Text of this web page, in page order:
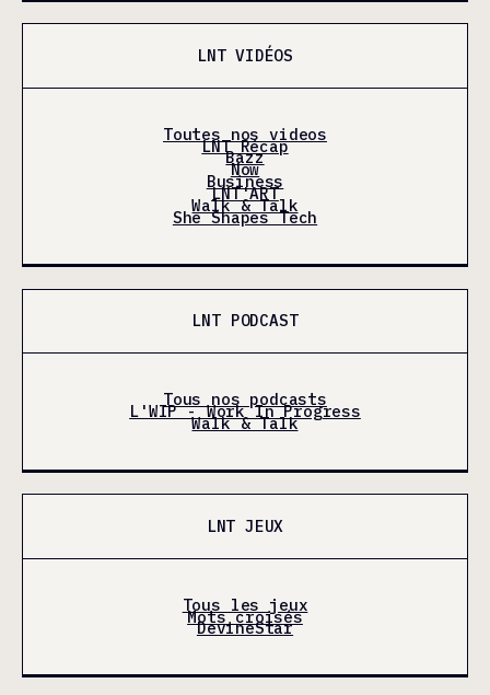
LNT VIDÉOS
Toutes nos videos
LNT Récap
Bazz
Now
Business
LNT'ART
Walk & Talk
She Shapes Tech
LNT PODCAST
Tous nos podcasts
L'WIP - Work In Progress
Walk & Talk
LNT JEUX
Tous les jeux
Mots croisés
DevineStar